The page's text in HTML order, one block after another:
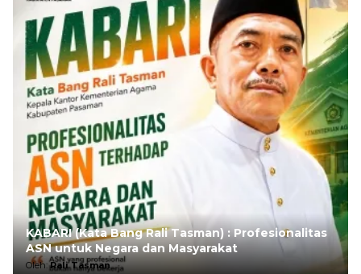
KABARI (Kata Bang Rali Tasman) : Profesionalitas
ASN untuk Negara dan Masyarakat
Oleh:Rali Tasman